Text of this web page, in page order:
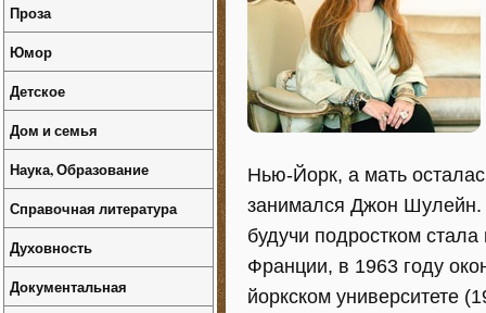
Нью-Йорк, а мать
занимался Джон Шулейн.
будучи подростком
Франции, в 1963 году
йоркском университете
Проза
Юмор
Детское
Дом и семья
Наука, Образование
Справочная литература
Духовность
Документальная